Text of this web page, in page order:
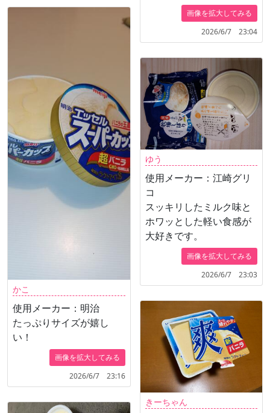
かこ
使用メーカー：明治
たっぷりサイズが嬉し
い！
画像を拡大してみる
2026/6/7 23:16
画像を拡大してみる
2026/6/7 23:04
ゆう
使用メーカー：江崎グリ
コ
スッキリしたミルク味と
ホワッとした軽い食感が
大好きです。
画像を拡大してみる
2026/6/7 23:03
きーちゃん